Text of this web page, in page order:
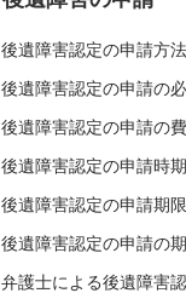
後遺障害認定の申請方
後遺障害認定の申請の
後遺障害認定の申請の
後遺障害認定の申請時
後遺障害認定の申請期
後遺障害認定の申請の
弁護士による後遺障害